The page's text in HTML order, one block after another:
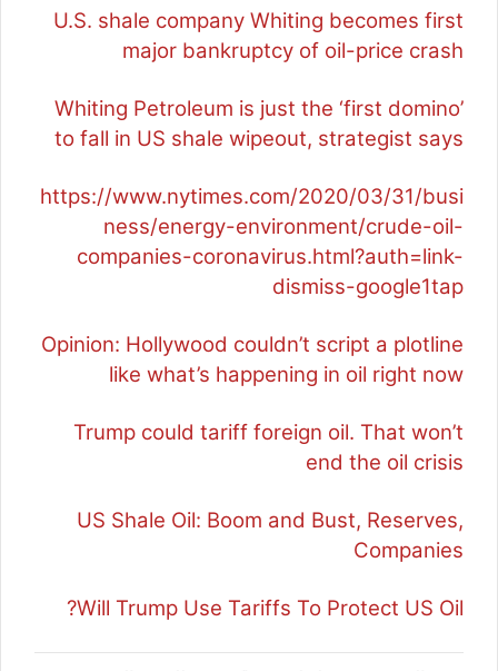
U.S. shale company Whiting becomes first
major bankruptcy of oil-price crash
Whiting Petroleum is just the ‘first domino’
to fall in US shale wipeout, strategist says
https://www.nytimes.com/2020/03/31/busi
ness/energy-environment/crude-oil-
companies-coronavirus.html?auth=link-
dismiss-google1tap
Opinion: Hollywood couldn’t script a plotline
like what’s happening in oil right now
Trump could tariff foreign oil. That won’t
end the oil crisis
US Shale Oil: Boom and Bust, Reserves,
Companies
Will Trump Use Tariffs To Protect US Oil?